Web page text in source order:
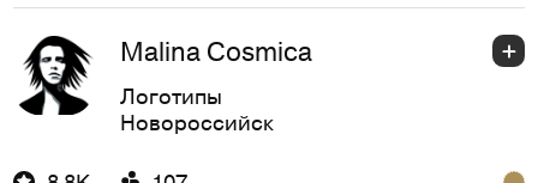
Malina Cosmica
Логотипы
Новороссийск